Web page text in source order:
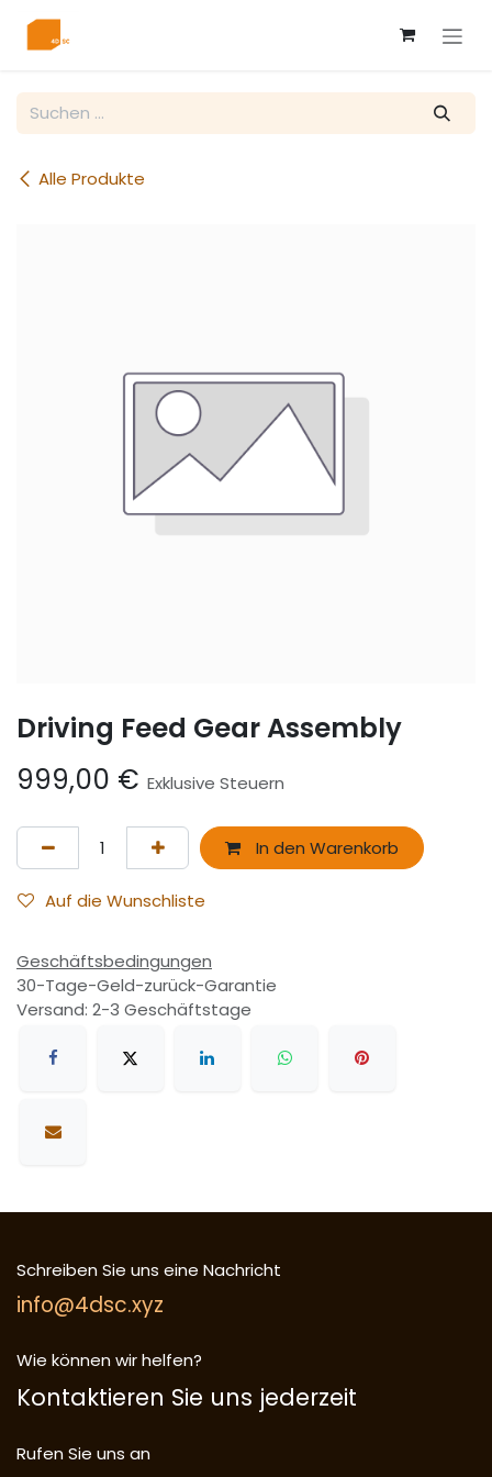
Alle Produkte
Driving Feed Gear Assembly
999,00 € Exklusive Steuern
In den Warenkorb
Auf die Wunschliste
Geschäftsbedingungen
30-Tage-Geld-zurück-Garantie
Versand: 2-3 Geschäftstage
Schreiben Sie uns eine Nachricht
info@4dsc.xyz
Wie können wir helfen?
Kontaktieren Sie uns jederzeit
Rufen Sie uns an